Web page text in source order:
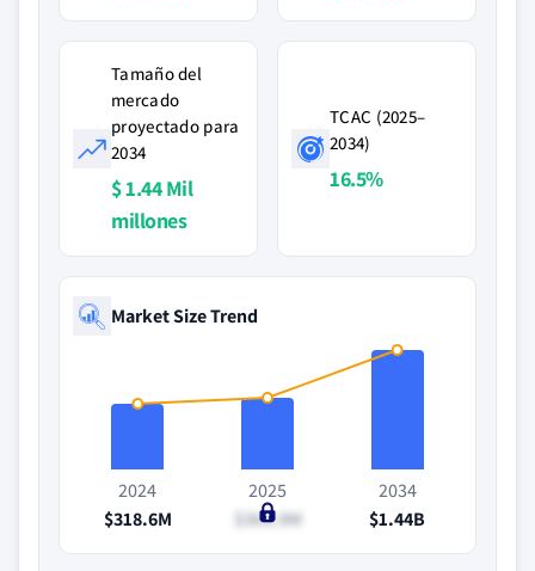
Tamaño del
mercado
proyectado para
2034
$ 1.44 Mil
millones
TCAC (2025–
2034)
16.5%
Market Size Trend
2024
$318.6M
2025
$363.9M
2034
$1.44B